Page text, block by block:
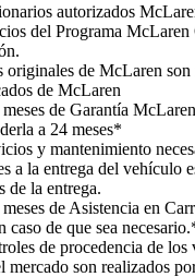
autorizados
del Programa McLaren
originales de McLaren son
de McLaren
de Garantía
a 24 meses*
y mantenimiento
a la entrega del vehículo
de la entrega.
de Asistencia en
caso de que sea
de procedencia de los
mercado son realizados